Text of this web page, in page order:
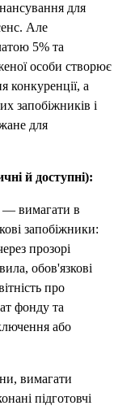
для
Але
5% та
особи створює
конкуренції, а
запобіжників і
для
й доступні):
— вимагати в
запобіжники:
прозорі
обов'язкові
про
фонду та
або
вимагати
підготовчі